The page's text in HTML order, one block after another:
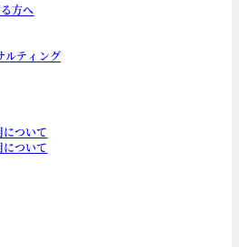
方へ
ルティング
ついて
ついて